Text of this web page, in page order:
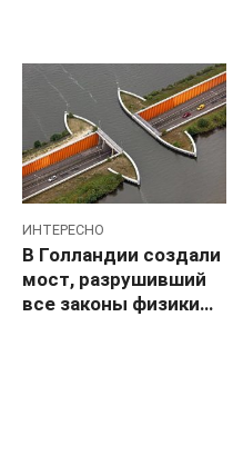
ИНТЕРЕСНО
В Голландии создали
мост, разрушивший
все законы физики…